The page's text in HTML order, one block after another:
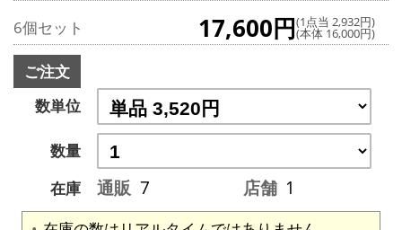
6個セット 17,600円(1点当 2,932円)
(本体 16,000円)
ご注文
数単位
数量
在庫
通販 7 店舗 1